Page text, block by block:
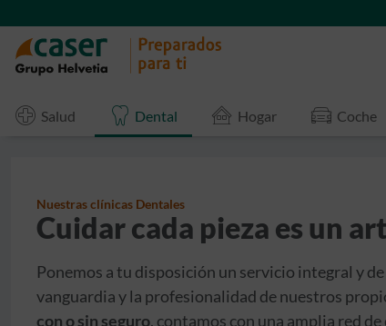
Salud Dental Hogar Coche
Nuestras clínicas Dentales
Cuidar cada pieza es un
Ponemos a tu disposición un servicio integral y
vanguardia y la profesionalidad de nuestros
con o sin seguro, contamos con una amplia red